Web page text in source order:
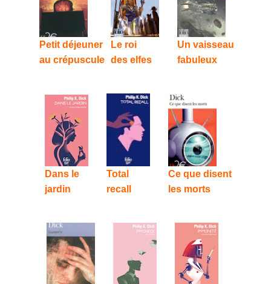
Petit déjeuner
au crépuscule
Le roi
des elfes
Un vaisseau
fabuleux
Dans le
jardin
Total
recall
Ce que disent
les morts